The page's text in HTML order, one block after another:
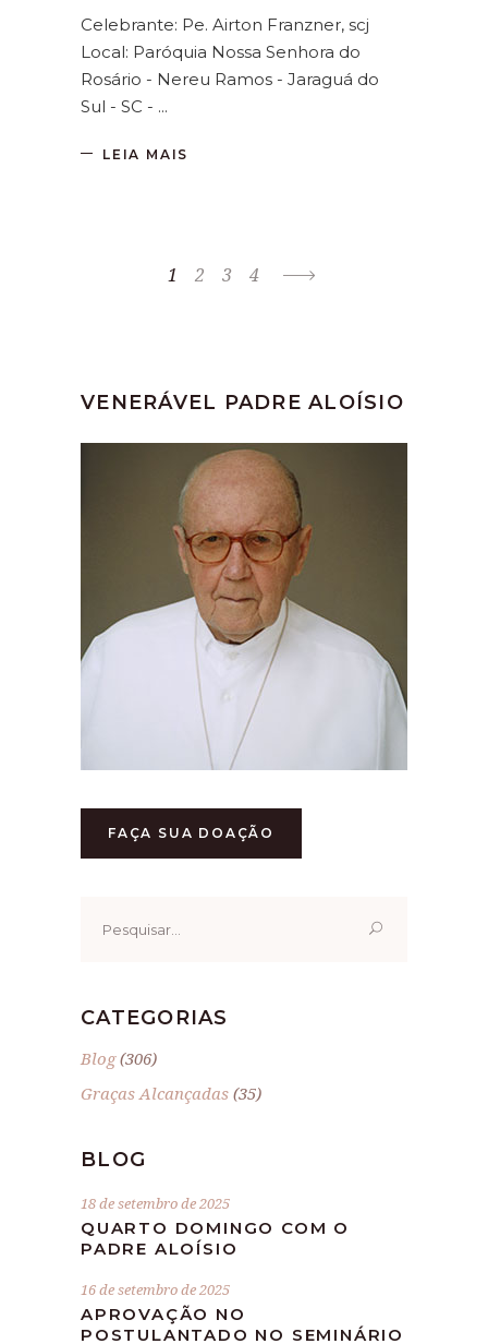
Celebrante: Pe. Airton Franzner, scj
Local: Paróquia Nossa Senhora do
Rosário - Nereu Ramos - Jaraguá do
Sul - SC -
LEIA MAIS
1 2 3 4
VENERÁVEL PADRE ALOÍSIO
FAÇA SUA DOAÇÃO
por:
CATEGORIAS
Blog(306)
Graças Alcançadas (35)
BLOG
18 de setembro de 2025
QUARTO DOMINGO COM O
PADRE ALOÍSIO
16 de setembro de 2025
APROVAÇÃO NO
POSTULANTADO NO SEMINÁRIO